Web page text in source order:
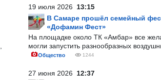
19 июля 2026 13:15
В Самаре прошёл семейный
«Дофамин Фест»
На площадке около ТК «Амбар» все
могли запустить разнообразных
Общество 1244
27 июня 2026 12:37